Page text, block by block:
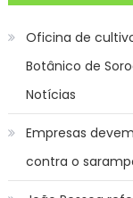
Oficina de
Botânico de
Notícias
Empresas
contra o